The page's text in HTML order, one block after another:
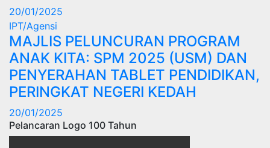
20/01/2025
IPT/Agensi
MAJLIS PELUNCURAN PROGRAM
ANAK KITA: SPM 2025 (USM) DAN
PENYERAHAN TABLET PENDIDIKAN,
PERINGKAT NEGERI KEDAH
20/01/2025
Pelancaran Logo 100 Tahun